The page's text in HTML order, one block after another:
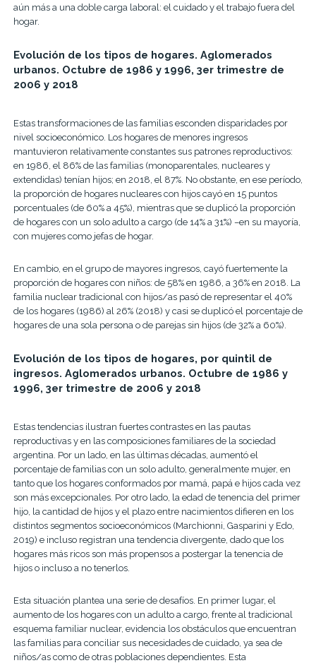
aún más a una doble carga laboral: el cuidado y el trabajo fuera del
hogar.
Evolución de los tipos de hogares. Aglomerados
urbanos. Octubre de 1986 y 1996, 3er trimestre de
2006 y 2018
Estas transformaciones de las familias esconden disparidades por
nivel socioeconómico. Los hogares de menores ingresos
mantuvieron relativamente constantes sus patrones reproductivos:
en 1986, el 86% de las familias (monoparentales, nucleares y
extendidas) tenían hijos; en 2018, el 87%. No obstante, en ese período,
la proporción de hogares nucleares con hijos cayó en 15 puntos
porcentuales (de 60% a 45%), mientras que se duplicó la proporción
de hogares con un solo adulto a cargo (de 14% a 31%) –en su mayoría,
con mujeres como jefas de hogar.
En cambio, en el grupo de mayores ingresos, cayó fuertemente la
proporción de hogares con niños: de 58% en 1986, a 36% en 2018. La
familia nuclear tradicional con hijos/as pasó de representar el 40%
de los hogares (1986) al 26% (2018) y casi se duplicó el porcentaje de
hogares de una sola persona o de parejas sin hijos (de 32% a 60%).
Evolución de los tipos de hogares, por quintil de
ingresos. Aglomerados urbanos. Octubre de 1986 y
1996, 3er trimestre de 2006 y 2018
Estas tendencias ilustran fuertes contrastes en las pautas
reproductivas y en las composiciones familiares de la sociedad
argentina. Por un lado, en las últimas décadas, aumentó el
porcentaje de familias con un solo adulto, generalmente mujer, en
tanto que los hogares conformados por mamá, papá e hijos cada vez
son más excepcionales. Por otro lado, la edad de tenencia del primer
hijo, la cantidad de hijos y el plazo entre nacimientos difieren en los
distintos segmentos socioeconómicos (Marchionni, Gasparini y Edo,
2019) e incluso registran una tendencia divergente, dado que los
hogares más ricos son más propensos a postergar la tenencia de
hijos o incluso a no tenerlos.
Esta situación plantea una serie de desafíos. En primer lugar, el
aumento de los hogares con un adulto a cargo, frente al tradicional
esquema familiar nuclear, evidencia los obstáculos que encuentran
las familias para conciliar sus necesidades de cuidado, ya sea de
niños/as como de otras poblaciones dependientes. Esta